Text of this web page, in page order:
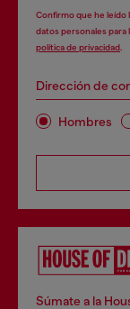
Confirmo que he leído
datos personales para
política de privacidad
Dirección de
Hombres
Súmate a la